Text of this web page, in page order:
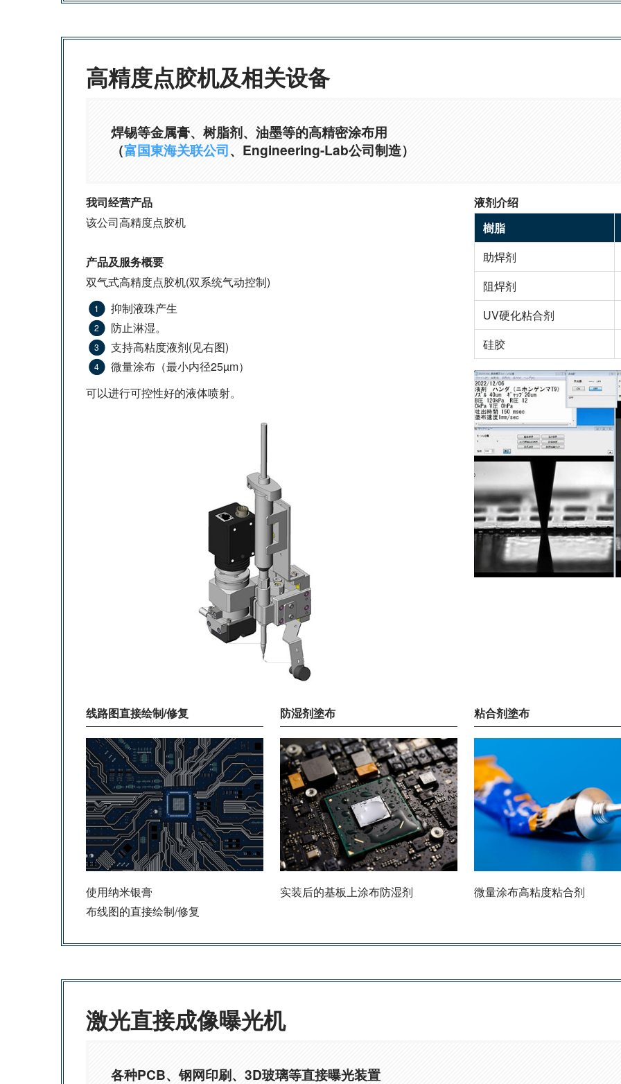
高精度点胶机及相关设备
焊锡等金属膏、树脂剂、油墨等的高精密涂布用
（富国東海关联公司、Engineering-Lab公司制造）
我司经营产品
该公司高精度点胶机
产品及服务概要
双气式高精度点胶机(双系统气动控制)
抑制液珠产生
防止淋湿。
支持高粘度液剂(见右图)
微量涂布（最小内径25µm）
可以进行可控性好的液体喷射。
液剂介绍
樹脂
助焊剂
阻焊剂
UV硬化粘合剂
硅胶
线路图直接绘制/修复
使用纳米银膏
布线图的直接绘制/修复
防湿剂塗布
实装后的基板上涂布防湿剂
粘合剂塗布
微量涂布高粘度粘合剂
激光直接成像曝光机
各种PCB、钢网印刷、3D玻璃等直接曝光装置